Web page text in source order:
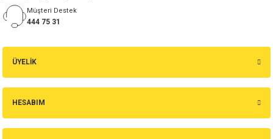
ÜYELİK
HESABIM
Müşteri Destek
444 75 31